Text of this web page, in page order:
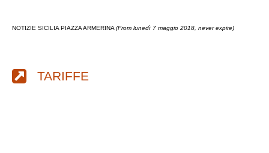
NOTIZIE SICILIA PIAZZA ARMERINA(From lunedì 7 maggio 2018, never expire)
TARIFFE